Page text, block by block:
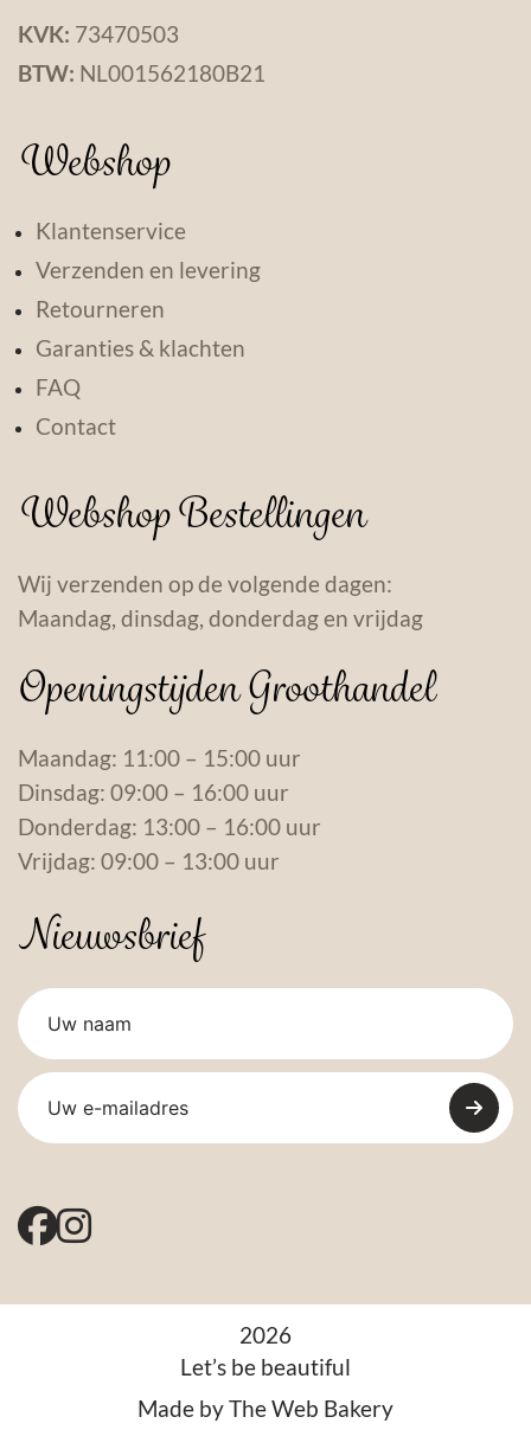
KVK: 73470503
BTW: NL001562180B21
Webshop
Klantenservice
Verzenden en levering
Retourneren
Garanties & klachten
FAQ
Contact
Webshop Bestellingen
Wij verzenden op de volgende dagen:
Maandag, dinsdag, donderdag en vrijdag
Openingstijden Groothandel
Maandag: 11:00 – 15:00 uur
Dinsdag: 09:00 – 16:00 uur
Donderdag: 13:00 – 16:00 uur
Vrijdag: 09:00 – 13:00 uur
Nieuwsbrief
2026
Let’s be beautiful
Made byThe Web Bakery